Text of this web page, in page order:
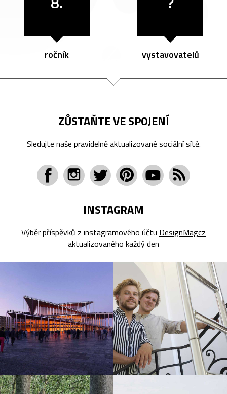
ročník vystavovatelů
ZŮSTAŇTE VE SPOJENÍ
Sledujte naše pravidelně aktualizované sociální sítě.
INSTAGRAM
Výběr příspěvků z instagramového účtu DesignMagcz
aktualizovaného každý den